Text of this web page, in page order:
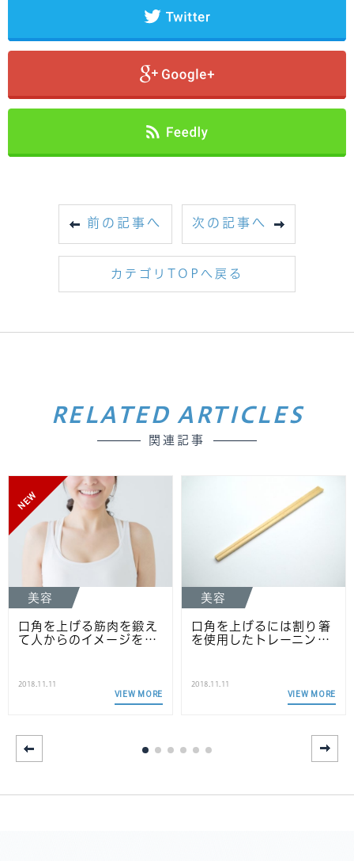
前の記事へ 次の記事へ
カテゴリTOPへ戻る
RELATED ARTICLES
関連記事
NEW
美容
口角を上げる筋肉を鍛え
て人からのイメージを…
2018.11.11
VIEW MORE
美容
口角を上げるには割り箸
を使用したトレーニン…
2018.11.11
VIEW MORE